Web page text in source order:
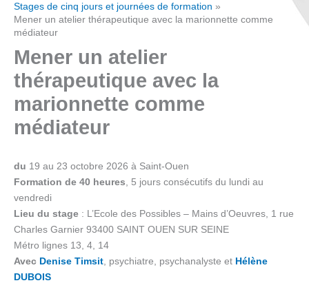
Stages de cinq jours et journées de formation
Mener un atelier thérapeutique avec la marionnette comme
médiateur
Mener un atelier
thérapeutique avec la
marionnette comme
médiateur
du 19 au 23 octobre 2026 à Saint-Ouen
Formation de 40 heures , 5 jours consécutifs du lundi au
vendredi
Lieu du stage : L’Ecole des Possibles – Mains d’Oeuvres, 1 rue
Charles Garnier 93400 SAINT OUEN SUR SEINE
Métro lignes 13, 4, 14
Avec Denise Timsit , psychiatre, psychanalyste et Hélène
DUBOIS